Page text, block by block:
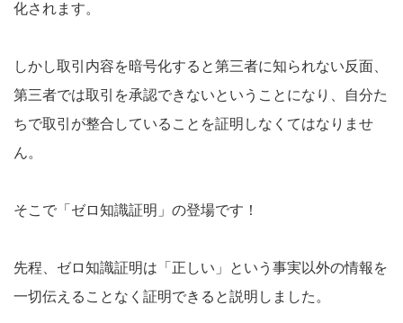
化されます。
しかし取引内容を暗号化すると第三者に知られない反面、
第三者では取引を承認できないということになり、自分た
ちで取引が整合していることを証明しなくてはなりませ
ん。
そこで「ゼロ知識証明」の登場です！
先程、ゼロ知識証明は「正しい」という事実以外の情報を
一切伝えることなく証明できると説明しました。